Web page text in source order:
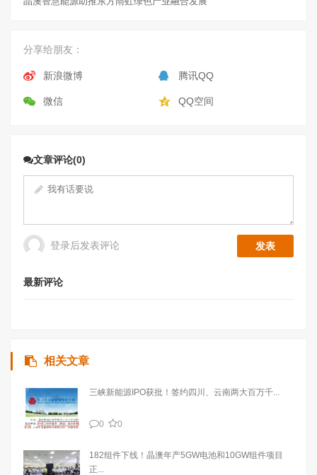
分享给朋友：
新浪微博 腾讯QQ
微信 QQ空间
文章评论(0)
登录后发表评论
最新评论
相关文章
三峡新能源IPO获批！签约四川、云南两大百万千...
0 0
182组件下线！晶澳年产5GW电池和10GW组件项目
正...